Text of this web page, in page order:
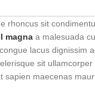
rhoncus sit
magna a malesuada
lacus
sit
maecenas